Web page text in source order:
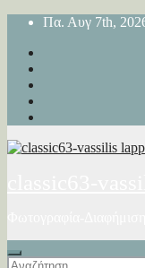
Μετάβαση
περιεχόμενο
Πα. Αυγ 7th,